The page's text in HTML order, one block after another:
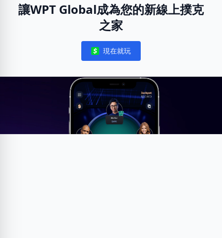
讓WPT Global成為您的新線上撲克
之家
Notifications
現在就玩